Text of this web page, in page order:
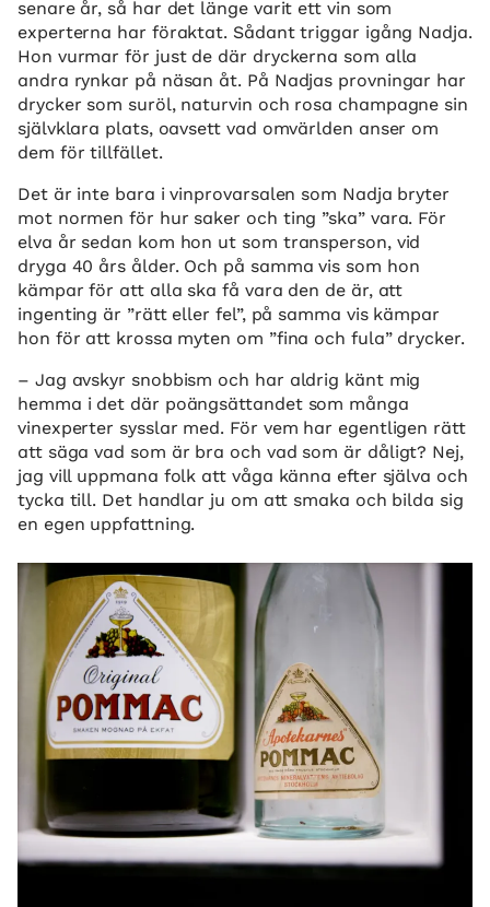
senare år, så har det länge varit ett vin som
experterna har föraktat. Sådant triggar igång Nadja.
Hon vurmar för just de där dryckerna som alla
andra rynkar på näsan åt. På Nadjas provningar har
drycker som suröl, naturvin och rosa champagne sin
självklara plats, oavsett vad omvärlden anser om
dem för tillfället.
Det är inte bara i vinprovarsalen som Nadja bryter
mot normen för hur saker och ting ”ska” vara. För
elva år sedan kom hon ut som transperson, vid
dryga 40 års ålder. Och på samma vis som hon
kämpar för att alla ska få vara den de är, att
ingenting är ”rätt eller fel”, på samma vis kämpar
hon för att krossa myten om ”fina och fula” drycker.
– Jag avskyr snobbism och har aldrig känt mig
hemma i det där poängsättandet som många
vinexperter sysslar med. För vem har egentligen rätt
att säga vad som är bra och vad som är dåligt? Nej,
jag vill uppmana folk att våga känna efter själva och
tycka till. Det handlar ju om att smaka och bilda sig
en egen uppfattning.